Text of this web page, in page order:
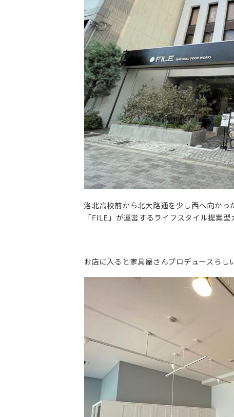
洛北高校前から北大路通を少し西へ向かっ
「FILE」が運営するライフスタイル提案型
お店に入ると家具屋さんプロデュースらし